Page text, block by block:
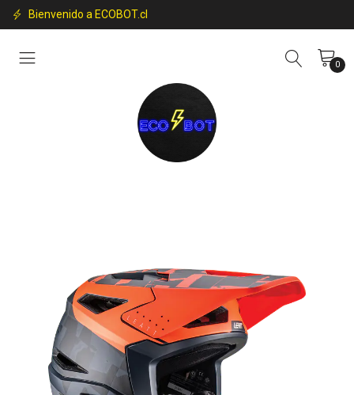
Bienvenido a ECOBOT.cl
0